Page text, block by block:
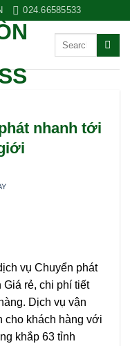
024.66585533
nhanh tới
vụ Chuyển phát
rẻ, chi phí tiết
Dịch vụ vận
cho khách hàng với
khắp 63 tỉnh